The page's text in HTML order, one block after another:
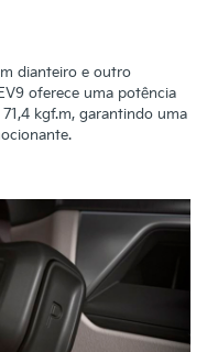
dianteiro e outro
oferece uma potência
kgf.m, garantindo uma